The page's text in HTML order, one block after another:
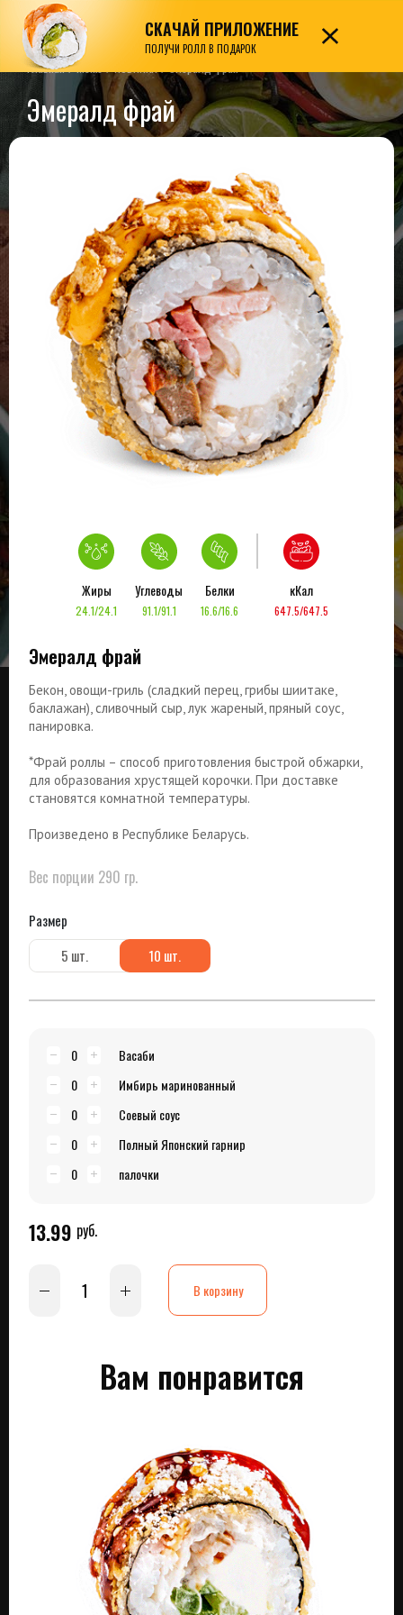
7989
Главная / Меню / НОВИНКИ / Эмералд фрай
Эмералд фрай
Жиры
24.1/24.1
Углеводы
91.1/91.1
Белки
16.6/16.6
кКал
647.5/647.5
Эмералд фрай
Бекон, овощи-гриль (сладкий перец, грибы шиитаке,
баклажан), сливочный сыр, лук жареный, пряный соус,
панировка.
*Фрай роллы – способ приготовления быстрой обжарки,
для образования хрустящей корочки. При доставке
становятся комнатной температуры.
Произведено в Республике Беларусь.
Вес порции 290 гр.
Размер
5 шт.
10 шт.
0
Васаби
0
Имбирь маринованный
0
Соевый соус
0
Полный Японский гарнир
0
палочки
13.99 руб.
В корзину
Вам понравится
СКАЧАЙ ПРИЛОЖЕНИЕ
ПОЛУЧИ РОЛЛ В ПОДАРОК